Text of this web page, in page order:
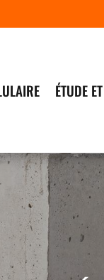
ÉTUDE